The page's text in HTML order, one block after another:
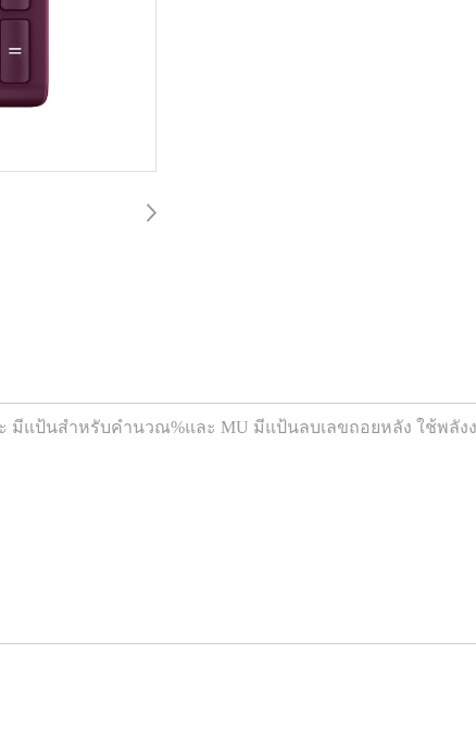
แป้นสำหรับคำนวณ%และ MU มีแป้นลบเลขถอยหลัง ใช้พลังง